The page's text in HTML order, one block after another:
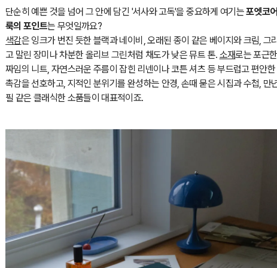
단순히 예쁜 것을 넘어 그 안에 담긴 '서사와 고독'을 중요하게 여기는포엣코
룩의 포인트는 무엇일까요?
색감은 잉크가 번진 듯한 블랙과 네이비, 오래된 종이 같은 베이지와 크림, 그
고 말린 장미나 차분한 올리브 그린처럼 채도가 낮은 뮤트 톤. 소재로는 포근한
짜임의 니트, 자연스러운 주름이 잡힌 리넨이나 코튼 셔츠 등 부드럽고 편안한
촉감을 선호하고, 지적인 분위기를 완성하는 안경, 손때 묻은 시집과 수첩, 만
필 같은 클래식한 소품들이 대표적이죠.